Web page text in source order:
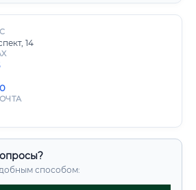
14
способом: